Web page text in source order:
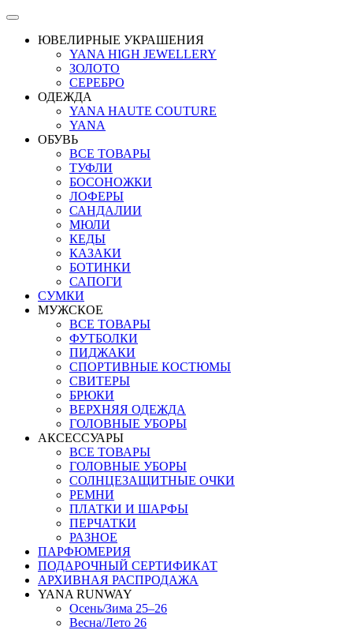
ЮВЕЛИРНЫЕ УКРАШЕНИЯ
YANA HIGH JEWELLERY
ЗОЛОТО
СЕРЕБРО
ОДЕЖДА
YANA HAUTE COUTURE
YANA
ОБУВЬ
ВСЕ ТОВАРЫ
ТУФЛИ
БОСОНОЖКИ
ЛОФЕРЫ
САНДАЛИИ
МЮЛИ
КЕДЫ
КАЗАКИ
БОТИНКИ
САПОГИ
СУМКИ
МУЖСКОЕ
ВСЕ ТОВАРЫ
ФУТБОЛКИ
ПИДЖАКИ
СПОРТИВНЫЕ КОСТЮМЫ
СВИТЕРЫ
БРЮКИ
ВЕРХНЯЯ ОДЕЖДА
ГОЛОВНЫЕ УБОРЫ
АКСЕССУАРЫ
ВСЕ ТОВАРЫ
ГОЛОВНЫЕ УБОРЫ
СОЛНЦЕЗАЩИТНЫЕ ОЧКИ
РЕМНИ
ПЛАТКИ И ШАРФЫ
ПЕРЧАТКИ
РАЗНОЕ
ПАРФЮМЕРИЯ
ПОДАРОЧНЫЙ СЕРТИФИКАТ
АРХИВНАЯ РАСПРОДАЖА
YANA RUNWAY
Осень/Зима 25–26
Весна/Лето 26